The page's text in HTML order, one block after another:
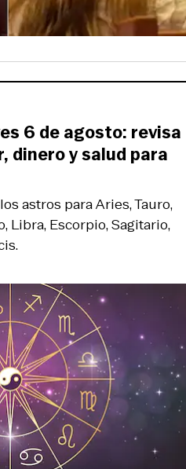
astros para Aries, Tauro,
Libra, Escorpio, Sagitario,
6 de agosto: revisa
dinero y salud para